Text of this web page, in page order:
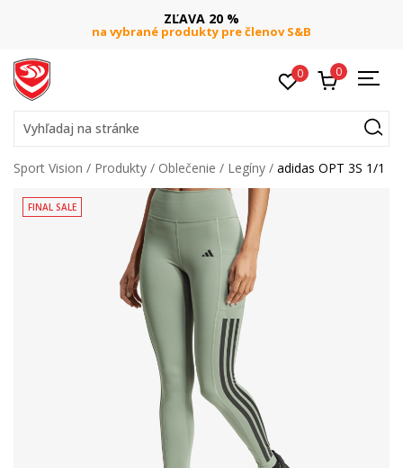
pre členov S&B pri objednaní nad 80 €
0 0
Vyhľadaj na stránke
Sport Vision Produkty Oblečenie Legíny adidas OPT 3S 1/1
FINAL SALE